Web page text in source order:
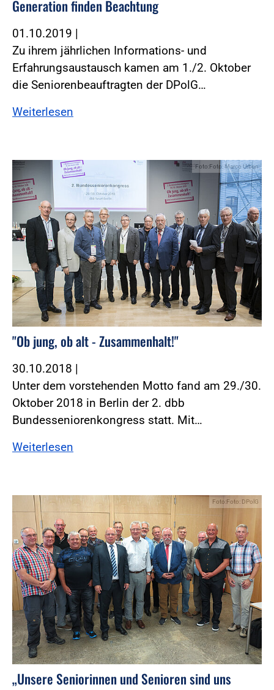
Generation finden Beachtung
01.10.2019 |
Zu ihrem jährlichen Informations- und
Erfahrungsaustausch kamen am 1./2. Oktober
die Seniorenbeauftragten der DPolG…
Weiterlesen
Foto:Foto: Marco Urban
"Ob jung, ob alt - Zusammenhalt!"
30.10.2018 |
Unter dem vorstehenden Motto fand am 29./30.
Oktober 2018 in Berlin der 2. dbb
Bundesseniorenkongress statt. Mit…
Weiterlesen
Foto:Foto: DPolG
„Unsere Seniorinnen und Senioren sind uns